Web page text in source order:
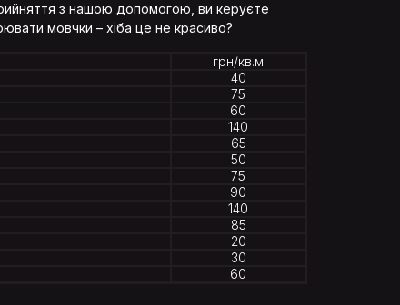
з нашою допомогою, ви керуєте
мовчки – хіба це не красиво?
грн/кв.м
40
75
60
140
65
50
75
90
140
85
20
30
60